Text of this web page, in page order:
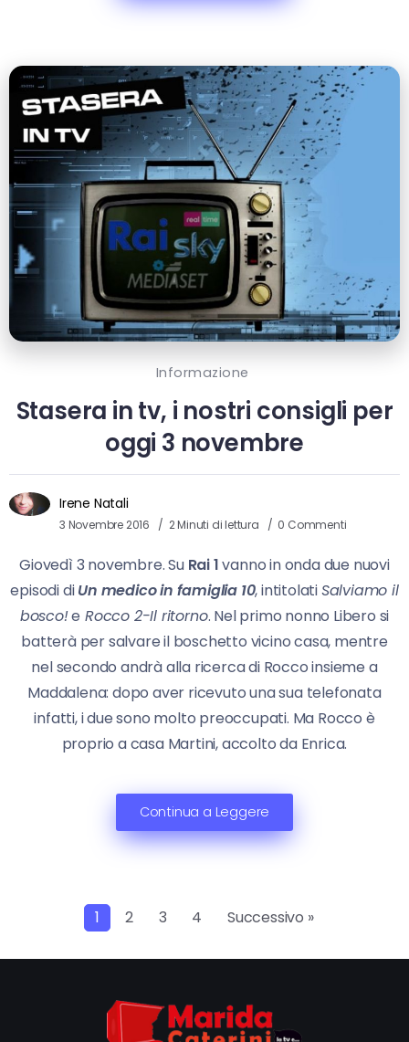
Informazione
Stasera in tv, i nostri consigli per
oggi 3 novembre
Irene Natali
3 Novembre 2016 2 Minuti di lettura 0 Commenti
Giovedì 3 novembre. Su Rai 1vanno in onda due nuovi
episodi diUn medico in famiglia 10, intitolatiSalviamo il
bosco!e Rocco 2-Il ritorno. Nel primo nonno Libero si
batterà per salvare il boschetto vicino casa, mentre
nel secondo andrà alla ricerca di Rocco insieme a
Maddalena: dopo aver ricevuto una sua telefonata
infatti, i due sono molto preoccupati. Ma Rocco è
proprio a casa Martini, accolto da Enrica.
Continua a Leggere
1 2 3 4 Successivo »